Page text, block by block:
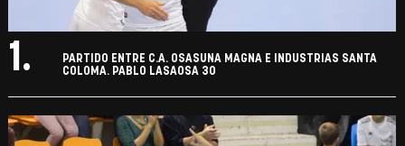
1.
PARTIDO ENTRE C.A. OSASUNA MAGNA E INDUSTRIAS SANTA
COLOMA. PABLO LASAOSA 30